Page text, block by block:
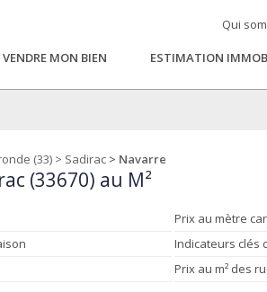
Qui
VENDRE MON BIEN ESTIMATION
(33) > Sadirac > Navarre
(33670) au M²
Prix au mètre
Indicateurs clés
Prix au m² des